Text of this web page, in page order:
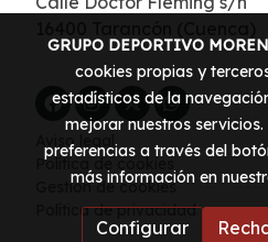
Aviso legal
Política de cookies
Gestión de cookies
Política de privacidad
GRUPO DEPORTIVO
cookies propias y
estadísticos de la
mejorar nuestros
preferencias a través del
más información en
Configurar